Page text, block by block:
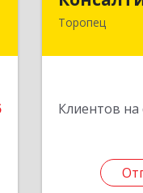
Торопец
Клиентов